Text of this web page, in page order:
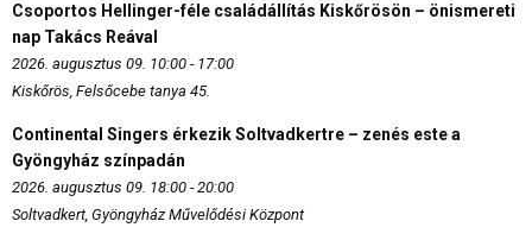
Csoportos Hellinger-féle családállítás Kiskőrösön – önismereti
nap Takács Reával
2026. augusztus 09. 10:00 - 17:00
Kiskőrös, Felsőcebe tanya 45.
Continental Singers érkezik Soltvadkertre – zenés este a
Gyöngyház színpadán
2026. augusztus 09. 18:00 - 20:00
Soltvadkert, Gyöngyház Művelődési Központ